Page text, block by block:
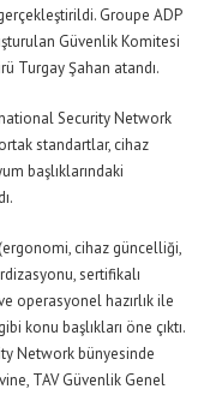
Groupe ADP
Güvenlik Komitesi
Turgay Şahan atandı.
Security Network
ortak standartlar, cihaz
başlıklarındaki
cihaz güncelliği,
,sertifikalı
operasyonel hazırlıkile
konu başlıkları öne çıktı.
Network bünyesinde
TAV Güvenlik Genel